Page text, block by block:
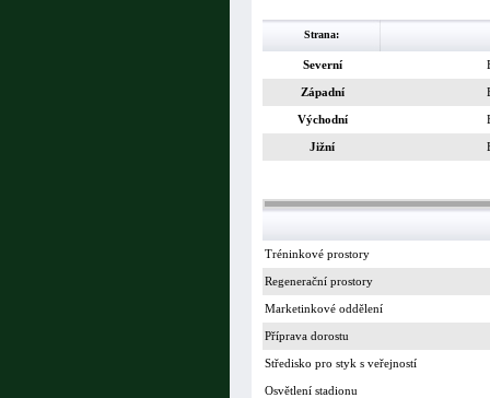
Strana:
Severní
Západní
Východní
Jižní
Tréninkové prostory
Regenerační prostory
Marketinkové oddělení
Příprava dorostu
Středisko pro styk s veřejností
Osvětlení stadionu